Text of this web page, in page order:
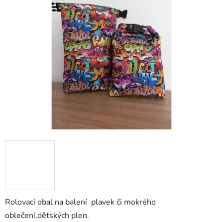
Rolovací obal na balení plavek či mokrého
oblečení,dětských plen.